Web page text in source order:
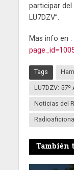
participar
LU7DZV”.
Mas info en :
Tags
LU7DZV:
Noticias del
También